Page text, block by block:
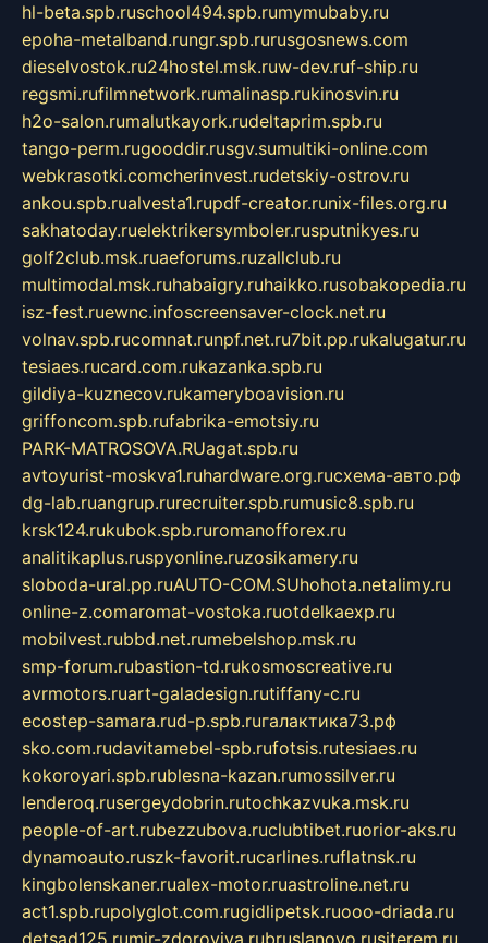
hl-beta.spb.ruschool494.spb.rumymubaby.ru
epoha-metalband.rungr.spb.rurusgosnews.com
dieselvostok.ru24hostel.msk.ruw-dev.ruf-ship.ru
regsmi.rufilmnetwork.rumalinasp.rukinosvin.ru
h2o-salon.rumalutkayork.rudeltaprim.spb.ru
tango-perm.rugooddir.rusgv.sumultiki-online.com
webkrasotki.comcherinvest.rudetskiy-ostrov.ru
ankou.spb.rualvesta1.rupdf-creator.runix-files.org.ru
sakhatoday.ruelektrikersymboler.rusputnikyes.ru
golf2club.msk.ruaeforums.ruzallclub.ru
multimodal.msk.ruhabaigry.ruhaikko.rusobakopedia.ru
isz-fest.ruewnc.infoscreensaver-clock.net.ru
volnav.spb.rucomnat.runpf.net.ru7bit.pp.rukalugatur.ru
tesiaes.rucard.com.rukazanka.spb.ru
gildiya-kuznecov.rukameryboavision.ru
griffoncom.spb.rufabrika-emotsiy.ru
PARK-MATROSOVA.RUagat.spb.ru
avtoyurist-moskva1.ruhardware.org.ruсхема-авто.рф
dg-lab.ruangrup.rurecruiter.spb.rumusic8.spb.ru
krsk124.rukubok.spb.ruromanofforex.ru
analitikaplus.ruspyonline.ruzosikamery.ru
sloboda-ural.pp.ruAUTO-COM.SUhohota.netalimy.ru
online-z.comaromat-vostoka.ruotdelkaexp.ru
mobilvest.rubbd.net.rumebelshop.msk.ru
smp-forum.rubastion-td.rukosmoscreative.ru
avrmotors.ruart-galadesign.rutiffany-c.ru
ecostep-samara.rud-p.spb.ruгалактика73.рф
sko.com.rudavitamebel-spb.rufotsis.rutesiaes.ru
kokoroyari.spb.rublesna-kazan.rumossilver.ru
lenderoq.rusergeydobrin.rutochkazvuka.msk.ru
people-of-art.rubezzubova.ruclubtibet.ruorior-aks.ru
dynamoauto.ruszk-favorit.rucarlines.ruflatnsk.ru
kingbolenskaner.rualex-motor.ruastroline.net.ru
act1.spb.rupolyglot.com.rugidlipetsk.ruooo-driada.ru